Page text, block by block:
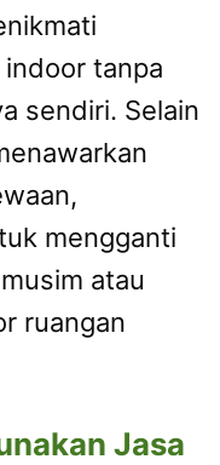
tanpa
sendiri. Selain
mengganti
atau
ruangan
Jasa